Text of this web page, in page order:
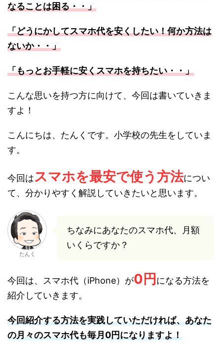
なることは困る・・」
「どうにかしてスマホ代を安くしたい！何か方法は
ないか・・」
「もっとお手軽に安くスマホを持ちたい・・」
こんな思いを持つ方に向けて、今回は書いていきま
すよ！
こんにちは、たんくです。小学校の先生をしていま
す。
今回はスマホを最安で使う方法につい
て、分かりやすく解説していきたいと思います。
たんく
ちなみにあなたのスマホ代、月額
いくらですか？
今回は、スマホ代（iPhone）が0円 になる方法を
紹介していきます。
今回紹介する方法を実践していただければ、あなた
の月々のスマホ代も毎月0円になりますよ！